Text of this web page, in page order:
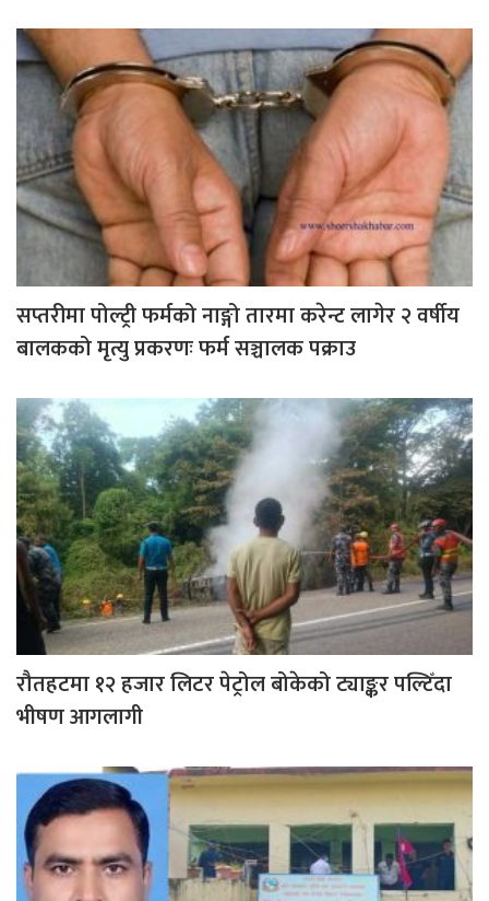
सप्तरीमा पोल्ट्री फर्मको नाङ्गो तारमा करेन्ट लागेर २ वर्षीय
बालकको मृत्यु प्रकरणः फर्म सञ्चालक पक्राउ
रौतहटमा १२ हजार लिटर पेट्रोल बोकेको ट्याङ्कर पल्टिँदा
भीषण आगलागी